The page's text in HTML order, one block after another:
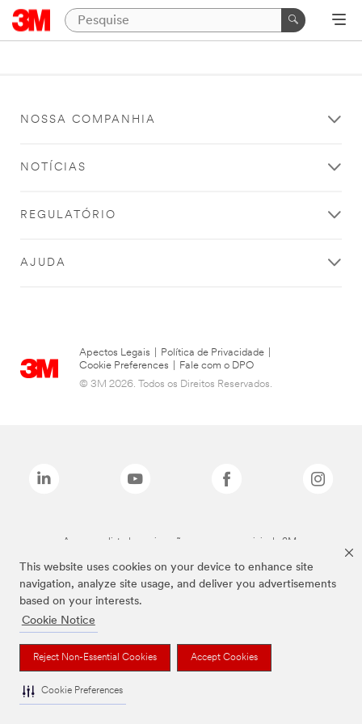
This website uses cookies on your device to enhance site
navigation, analyze site usage, and deliver you advertisements
based on your interests.
Cookie Notice
Reject Non-Essential Cookies Accept Cookies
Cookie Preferences
NOSSA COMPANHIA
NOTÍCIAS
REGULATÓRIO
AJUDA
Apectos Legais Política de Privacidade
Cookie Preferences
Fale com o DPO
© 3M 2026. Todos os Direitos Reservados.
As marcas listadas a cima são marcas comerciais da 3M.